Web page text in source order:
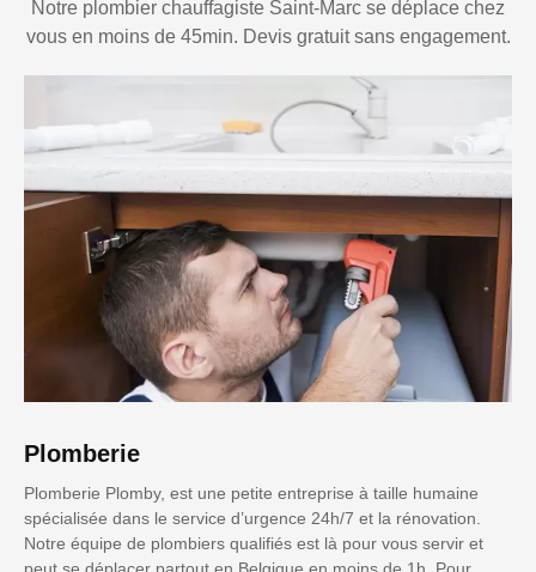
Notre plombier chauffagiste Saint-Marc se déplace chez
vous en moins de 45min. Devis gratuit sans engagement.
Plomberie
Plomberie Plomby, est une petite entreprise à taille humaine
spécialisée dans le service d’urgence 24h/7 et la rénovation.
Notre équipe de plombiers qualifiés est là pour vous servir et
peut se déplacer partout en Belgique en moins de 1h. Pour